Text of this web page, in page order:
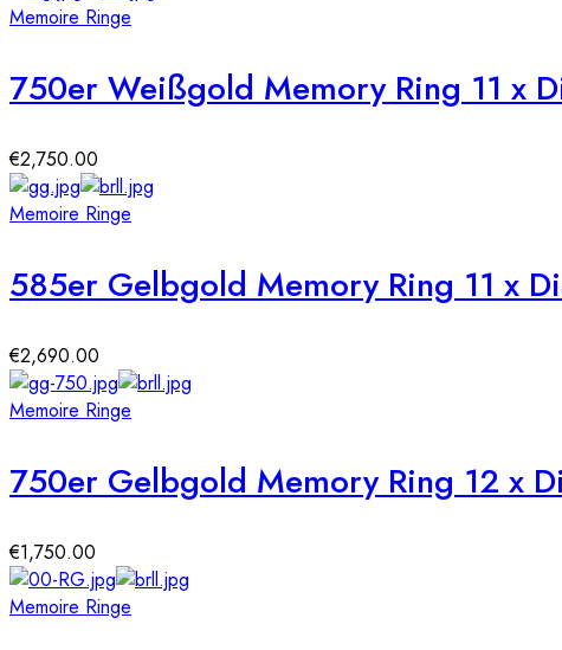
Memoire Ringe
750er Weißgold Memory Ring 11 x
€2,750.00
Memoire Ringe
585er Gelbgold Memory Ring 11 x
€2,690.00
Memoire Ringe
750er Gelbgold Memory Ring 12 x
€1,750.00
Memoire Ringe